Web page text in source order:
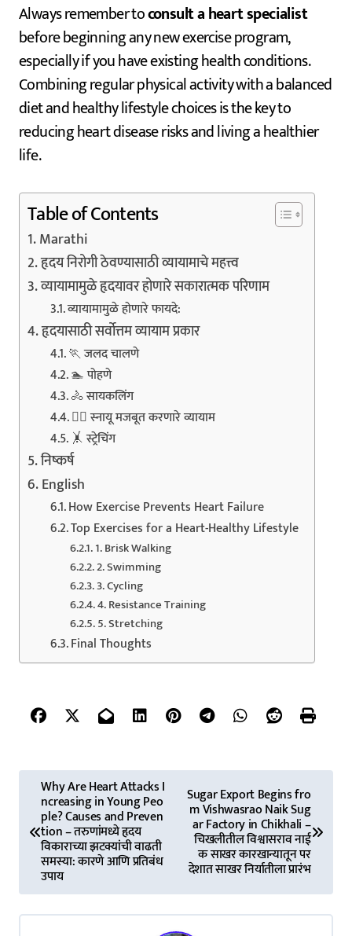
Always remember toconsult a heart specialist
before beginning any new exercise program,
especially if you have existing health conditions.
Combining regular physical activity with a balanced
diet and healthy lifestyle choices is the key to
reducing heart disease risks and living a healthier
life.
Table of Contents
Marathi
हृदय निरोगी ठेवण्यासाठी व्यायामाचे महत्त्व
व्यायामामुळे हृदयावर होणारे सकारात्मक परिणाम
व्यायामामुळे होणारे फायदे:
हृदयासाठी सर्वोत्तम व्यायाम प्रकार
🏃 जलद चालणे
🏊 पोहणे
🚴 सायकलिंग
🏋️‍♀️ स्नायू मजबूत करणारे व्यायाम
🤸 स्ट्रेचिंग
निष्कर्ष
English
How Exercise Prevents Heart Failure
Top Exercises for a Heart-Healthy Lifestyle
1. Brisk Walking
2. Swimming
3. Cycling
4. Resistance Training
5. Stretching
Final Thoughts
P
t
n
Why Are Heart Attacks I
ncreasing in Young Peo
ple? Causes and Preven
tion – तरुणांमध्ये हृदय
विकाराच्या झटक्यांची वाढती
समस्या: कारणे आणि प्रतिबंध
उपाय
Sugar Export Begins fro
m Vishwasrao Naik Sug
ar Factory in Chikhali –
चिखलीतील विश्वासराव नाई
क साखर कारखान्यातून पर
देशात साखर निर्यातीला प्रारंभ